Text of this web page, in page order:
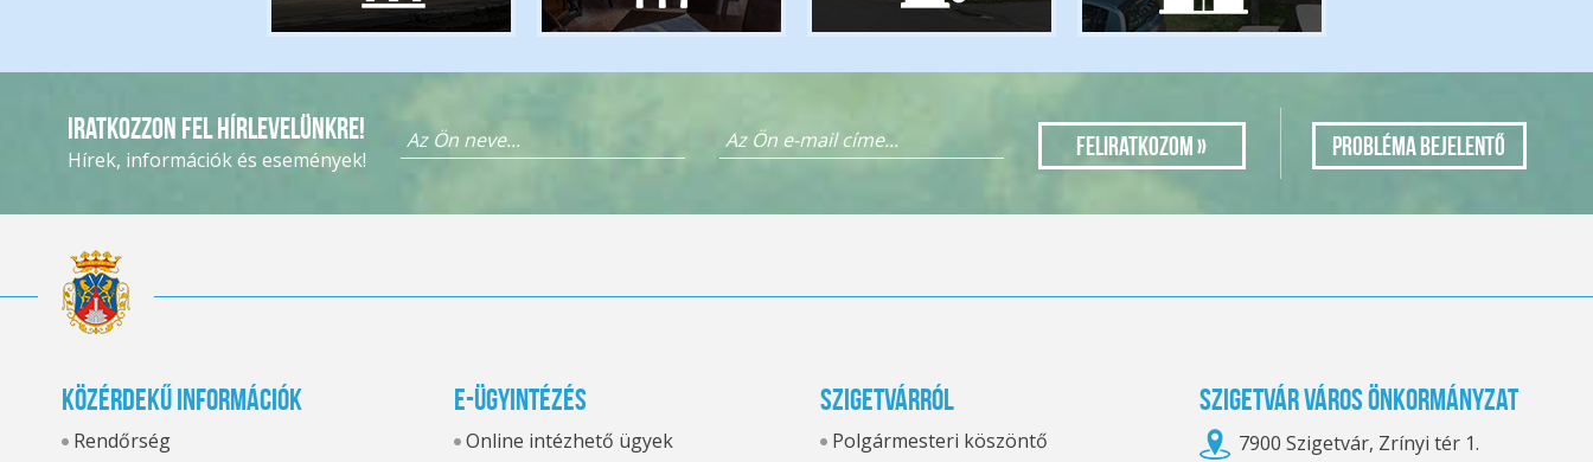
Iratkozzon fel hírlevelünkre!
Hírek, információk és események! Probléma bejelentő
Közérdekű információk
Rendőrség
E-ügyintézés
Online intézhető ügyek
Szigetvárról
Polgármesteri köszöntő
Szigetvár Város Önkormányzat
7900 Szigetvár, Zrínyi tér 1.